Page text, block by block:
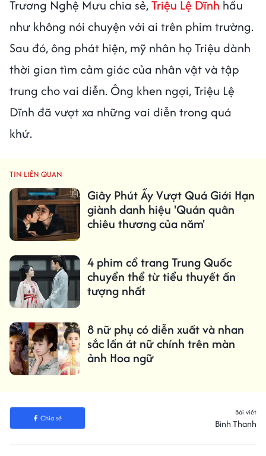
Trương Nghệ Mưu chia sẻ,Triệu Lệ Dĩnh hầu
như không nói chuyện với ai trên phim trường.
Sau đó, ông phát hiện, mỹ nhân họ Triệu dành
thời gian tìm cảm giác của nhân vật và tập
trung cho vai diễn. Ông khen ngợi, Triệu Lệ
Dĩnh đã vượt xa những vai diễn trong quá
khứ.
TIN LIÊN QUAN
Giây Phút Ấy Vượt Quá Giới Hạn
giành danh hiệu 'Quán quân
chiêu thương của năm'
4 phim cổ trang Trung Quốc
chuyển thể từ tiểu thuyết ấn
tượng nhất
8 nữ phụ có diễn xuất và nhan
sắc lấn át nữ chính trên màn
ảnh Hoa ngữ
Chia sẻ
Bài viết
Bình Thanh